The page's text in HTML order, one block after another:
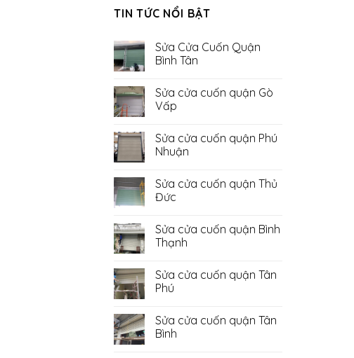
TIN TỨC NỔI BẬT
Sửa Cửa Cuốn Quận
Bình Tân
bình
luận
ở
Cuốn
Quận
Bình
Sửa cửa cuốn quận Gò
Vấp
bình
luận
ở
cuốn
quận
Gò
Sửa cửa cuốn quận Phú
Nhuận
bình
luận
ở
cuốn
quận
Phú
Sửa cửa cuốn quận Thủ
Đức
bình
luận
ở
cuốn
quận
Thủ
Sửa cửa cuốn quận Bình
Thạnh
bình
luận
ở
cuốn
quận
Bình
Sửa cửa cuốn quận Tân
Phú
bình
luận
ở
Sửa cửa cuốn quận Tân
Bình